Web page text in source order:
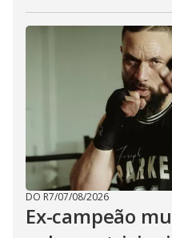
DO R7/07/08/2026
Ex-campeão